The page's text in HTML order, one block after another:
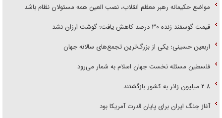
مواضع حکیمانه رهبر معظم انقلاب، نصب العین همه مسئولان نظام باشد
قیمت گوسفند زنده ۳۰ درصد کاهش یافت؛ گوشت ارزان نشد
اربعین حسینی؛ یکی از بزرگ‌ترین تجمع‌های سالانه جهان
فلسطین مسئله نخست جهان اسلام به شمار می‌رود
۲.۸ میلیون زائر به کشور بازگشتند
آغاز جنگ ایران برای پایان قدرت آمریکا بود